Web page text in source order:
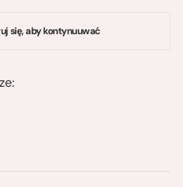
się, aby kontynuuwać